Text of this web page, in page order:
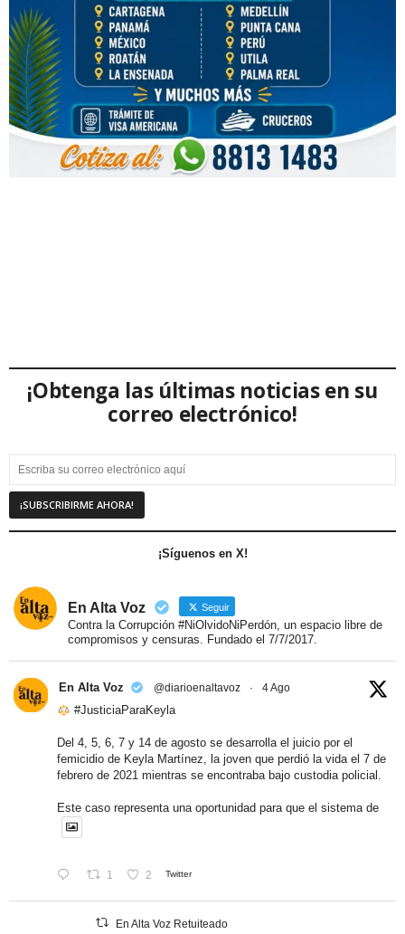
¡Obtenga las últimas noticias en su
correo electrónico!
¡Síguenos en X!
En Alta Voz Seguir
Contra la Corrupción #NiOlvidoNiPerdón, un espacio libre de
compromisos y censuras. Fundado el 7/7/2017.
En Alta Voz @diarioenaltavoz · 4 Ago
#JusticiaParaKeyla
Del 4, 5, 6, 7 y 14 de agosto se desarrolla el juicio por el
femicidio de Keyla Martínez, la joven que perdió la vida el 7 de
febrero de 2021 mientras se encontraba bajo custodia policial.
Este caso representa una oportunidad para que el sistema de
1 2 Twitter
En Alta Voz Retuiteado